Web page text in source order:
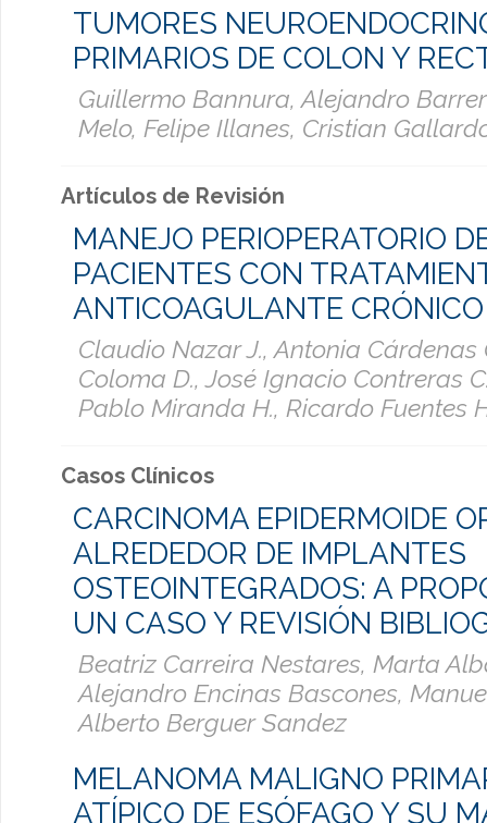
TUMORES
PRIMARIOS DE COLON Y
Guillermo Bannura, Alejandro
Melo, Felipe Illanes, Cristian
Artículos de Revisión
MANEJO PERIOPERATORIO
PACIENTES CON
ANTICOAGULANTE CRÓNICO
Claudio Nazar J., Antonia Cárdenas
Coloma D., José Ignacio Contreras
Pablo Miranda H., Ricardo Fuentes
Casos Clínicos
CARCINOMA EPIDERMOIDE
ALREDEDOR DE IMPLANTES
OSTEOINTEGRADOS: A
UN CASO Y REVISIÓN
Beatriz Carreira Nestares, Marta
Alejandro Encinas Bascones,
Alberto Berguer Sandez
MELANOMA MALIGNO
ATÍPICO DE ESÓFAGO Y SU